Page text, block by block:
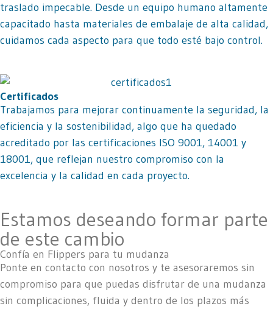
traslado impecable. Desde un equipo humano altamente
capacitado hasta materiales de embalaje de alta calidad,
cuidamos cada aspecto para que todo esté bajo control.
Certificados
Trabajamos para mejorar continuamente la seguridad, la
eficiencia y la sostenibilidad, algo que ha quedado
acreditado por las certificaciones ISO 9001, 14001 y
18001, que reflejan nuestro compromiso con la
excelencia y la calidad en cada proyecto.
Estamos deseando formar parte
de este cambio
Confía en Flippers para tu mudanza
Ponte en contacto con nosotros y te asesoraremos sin
compromiso para que puedas disfrutar de una mudanza
sin complicaciones, fluida y dentro de los plazos más